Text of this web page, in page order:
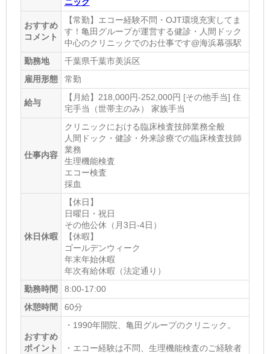
ニック
おすすめ
コメント
【常勤】エコー経験不問・OJT環境充実してま
す！亀田グループが運営する健診・人間ドック
中心のクリニックでのお仕事です@海浜幕張駅
勤務地
千葉県千葉市美浜区
雇用形態
常勤
給与
【月給】218,000円-252,000円 [その他手当] 住
宅手当（世帯主のみ） 家族手当
仕事内容
クリニックにおける臨床検査技師業務全般
人間ドック・健診・外来診療での臨床検査技師
業務
生理機能検査
エコー検査
採血
休日休暇
【休日】
日曜日・祝日
その他公休（月3日-4日）
【休暇】
ゴールデンウィーク
年末年始休暇
年次有給休暇（法定通り）
勤務時間
8:00-17:00
休憩時間
60分
おすすめ
ポイント
・1990年開院、亀田グループのクリニック。
・エコー経験は不問、生理機能検査のご経験者